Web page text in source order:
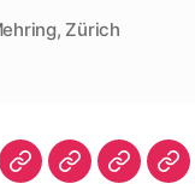
, Zürich
WarumBibliografie
Vita